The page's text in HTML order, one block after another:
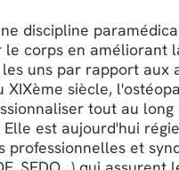
discipline
le corps en améliorant
uns par rapport aux
XIXème siècle,
tout au long
est aujourd'hui
professionnelles et